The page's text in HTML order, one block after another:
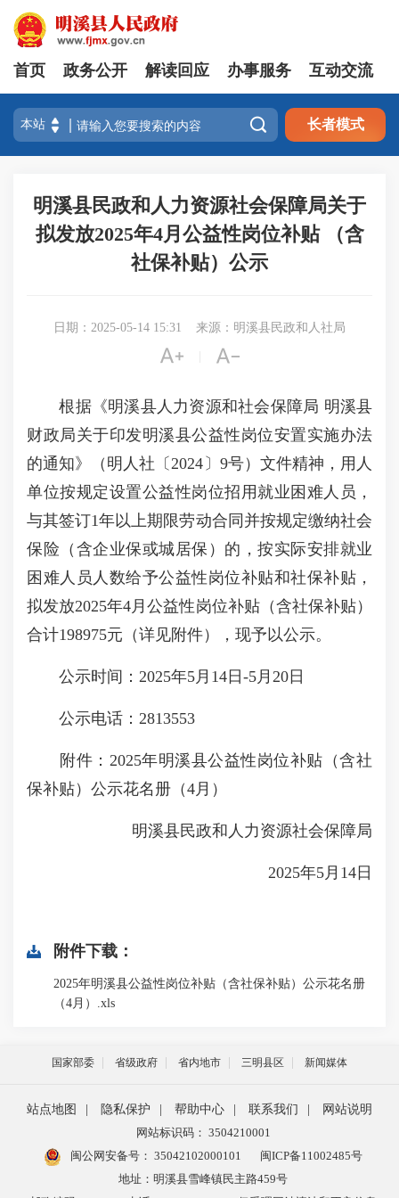
首页 政务公开 解读回应 办事服务 互动交流
 长者模式
明溪县民政和人力资源社会保障局关于
拟发放2025年4月公益性岗位补贴 （含
社保补贴）公示
日期：2025-05-14 15:31 来源：明溪县民政和人社局
 
根据《明溪县人力资源和社会保障局 明溪县
财政局关于印发明溪县公益性岗位安置实施办法
的通知》（明人社〔2024〕9号）文件精神，用人
单位按规定设置公益性岗位招用就业困难人员，
与其签订1年以上期限劳动合同并按规定缴纳社会
保险（含企业保或城居保）的，按实际安排就业
困难人员人数给予公益性岗位补贴和社保补贴，
拟发放2025年4月公益性岗位补贴（含社保补贴）
合计198975元（详见附件），现予以公示。
公示时间：2025年5月14日-5月20日
公示电话：2813553
附件：2025年明溪县公益性岗位补贴（含社
保补贴）公示花名册（4月）
明溪县民政和人力资源社会保障局
2025年5月14日
附件下载：
2025年明溪县公益性岗位补贴（含社保补贴）公示花名册
（4月）.xls
国家部委 省级政府 省内地市 三明县区 新闻媒体
站点地图 隐私保护 帮助中心 联系我们
网站说明
网站标识码： 3504210001
闽公网安备号： 35042102000101
闽ICP备11002485号
地址：明溪县雪峰镇民主路459号